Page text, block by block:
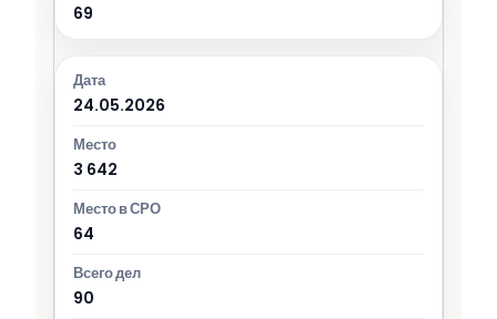
69
24.05.2026
3 642
64
90